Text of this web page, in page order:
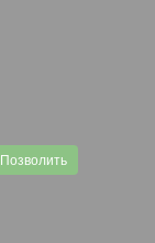
Позволить